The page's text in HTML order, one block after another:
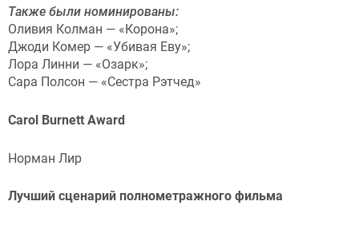
Также были номинированы:
Оливия Колман — «Корона»;
Джоди Комер — «Убивая Еву»;
Лора Линни — «Озарк»;
Сара Полсон — «Сестра Рэтчед»
Carol Burnett Award
Норман Лир
Лучший сценарий полнометражного фильма